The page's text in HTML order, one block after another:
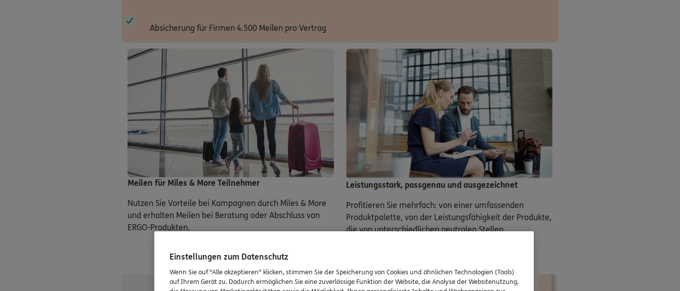
Absicherung für Firmen 4.500 Meilen pro Vertrag
Meilen für Miles & More Teilnehmer
Nutzen Sie Vorteile bei Kampagnen durch Miles & More
und erhalten Meilen bei Beratung oder Abschluss von
ERGO-Produkten.
Leistungsstark, passgenau und ausgezeichnet
Profitieren Sie mehrfach: von einer umfassenden
Produktpalette, von der Leistungsfähigkeit der Produkte,
die von unterschiedlichen neutralen Stellen
Einstellungen zum Datenschutz
Wenn Sie auf "Alle akzeptieren" klicken, stimmen Sie der Speicherung von Cookies und ähnlichen Technologien (Tools)
auf Ihrem Gerät zu. Dadurch ermöglichen Sie eine zuverlässige Funktion der Website, die Analyse der Websitenutzung,